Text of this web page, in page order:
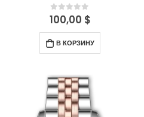
0out of 5
100,00 $
В КОРЗИНУ